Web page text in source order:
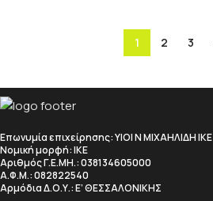
1 2 3
Επωνυμία επιχείρησης: ΥΙΟΙ Ν ΜΙΧΑΗΛΙΔΗ ΙΚΕ
Νομική μορφή: ΙΚΕ
Αριθμός Γ.Ε.ΜΗ.: 038134605000
Α.Φ.Μ.: 082822540
Αρμόδια Δ.Ο.Υ.: Ε’ ΘΕΣΣΑΛΟΝΙΚΗΣ